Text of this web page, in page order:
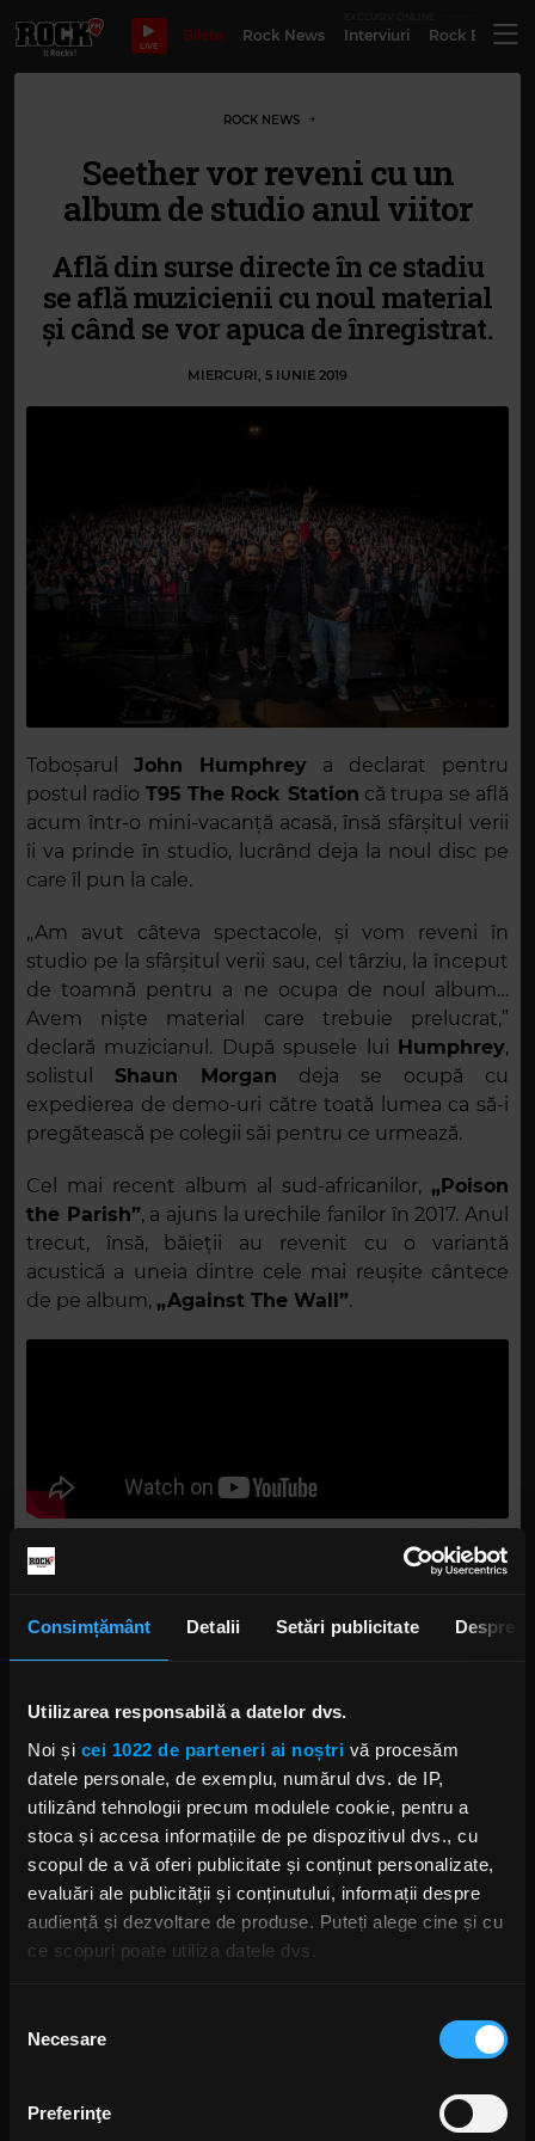
Consimțământ Detalii Setări publicitate Despre
Utilizarea responsabilă a datelor dvs.
Noi și cei 1022 de parteneri ai noștri vă procesăm
datele personale, de exemplu, numărul dvs. de IP,
utilizând tehnologii precum modulele cookie, pentru a
stoca și accesa informațiile de pe dispozitivul dvs., cu
scopul de a vă oferi publicitate și conținut personalizate,
evaluări ale publicității și conținutului, informații despre
audiență și dezvoltare de produse. Puteți alege cine și cu
ce scopuri poate utiliza datele dvs.
Să colectăm informațiile cu privire la locația dvs.
Să vă identificăm dispozitivul scanândul-l în mod
activ după caracteristici specifice (amprentare)
consimțământului
Necesare
Preferinţe
LIVE
Bilete Rock News Interviuri Rock
ROCK NEWS
Seether vor reveni cu un
album de studio anul viitor
Află din surse directe în ce stadiu
se află muzicienii cu noul material
și când se vor apuca de înregistrat.
MIERCURI, 5 IUNIE 2019
Toboșarul John Humphrey a declarat pentru
postul radio T95 The Rock Station că trupa se află
acum într-o mini-vacanță acasă, însă sfârșitul verii
îi va prinde în studio, lucrând deja la noul disc pe
care îl pun la cale.
„Am avut câteva spectacole, și vom reveni în
studio pe la sfârșitul verii sau, cel târziu, la început
de toamnă pentru a ne ocupa de noul album…
Avem niște material care trebuie prelucrat,”
declară muzicianul. După spusele lui
Humphrey,
solistul Shaun Morgan deja se ocupă cu
expedierea de demo-uri către toată lumea ca să-i
pregătească pe colegii săi pentru ce urmează.
Cel mai recent album al sud-africanilor, „Poison
the Parish”, a ajuns la urechile fanilor în 2017. Anul
trecut, însă, băieții au revenit cu o variantă
acustică a uneia dintre cele mai reușite cântece
de pe album, „Against The Wall”.
Foto: Facebook
SHAUN MORGAN JOHN HUMPHREY
Green Day a lansat un canal
YouTube cu transmisie non-stop